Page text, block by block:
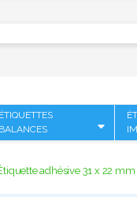
ÉTIQUETTES
BALANCES
adhésive 31 x 22